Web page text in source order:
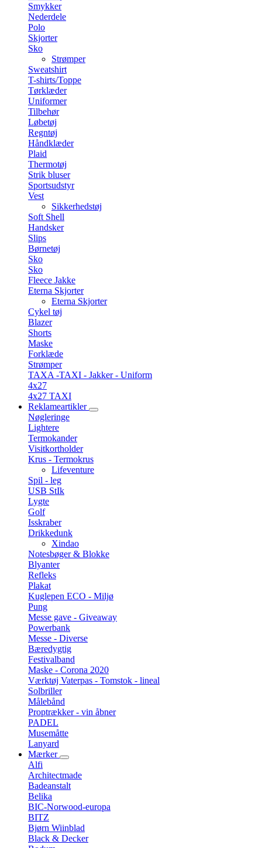
Smykker
Nederdele
Polo
Skjorter
Sko
Strømper
Sweatshirt
T-shirts/Toppe
Tørklæder
Uniformer
Tilbehør
Løbetøj
Regntøj
Håndklæder
Plaid
Thermotøj
Strik bluser
Sportsudstyr
Vest
Sikkerhedstøj
Soft Shell
Handsker
Slips
Børnetøj
Sko
Sko
Fleece Jakke
Eterna Skjorter
Eterna Skjorter
Cykel tøj
Blazer
Shorts
Maske
Forklæde
Strømper
TAXA -TAXI - Jakker - Uniform
4x27
4x27 TAXI
Reklameartikler
Nøgleringe
Lightere
Termokander
Visitkortholder
Krus - Termokrus
Lifeventure
Spil - leg
USB StIk
Lygte
Golf
Isskraber
Drikkedunk
Xindao
Notesbøger & Blokke
Blyanter
Refleks
Plakat
Kuglepen ECO - Miljø
Pung
Messe gave - Giveaway
Powerbank
Messe - Diverse
Bæredygtig
Festivalband
Maske - Corona 2020
Værktøj Vaterpas - Tomstok - lineal
Solbriller
Målebånd
Proptrækker - vin åbner
PADEL
Musemåtte
Lanyard
Mærker
Alfi
Architectmade
Badeanstalt
Belika
BIC-Norwood-europa
BITZ
Bjørn Wiinblad
Black & Decker